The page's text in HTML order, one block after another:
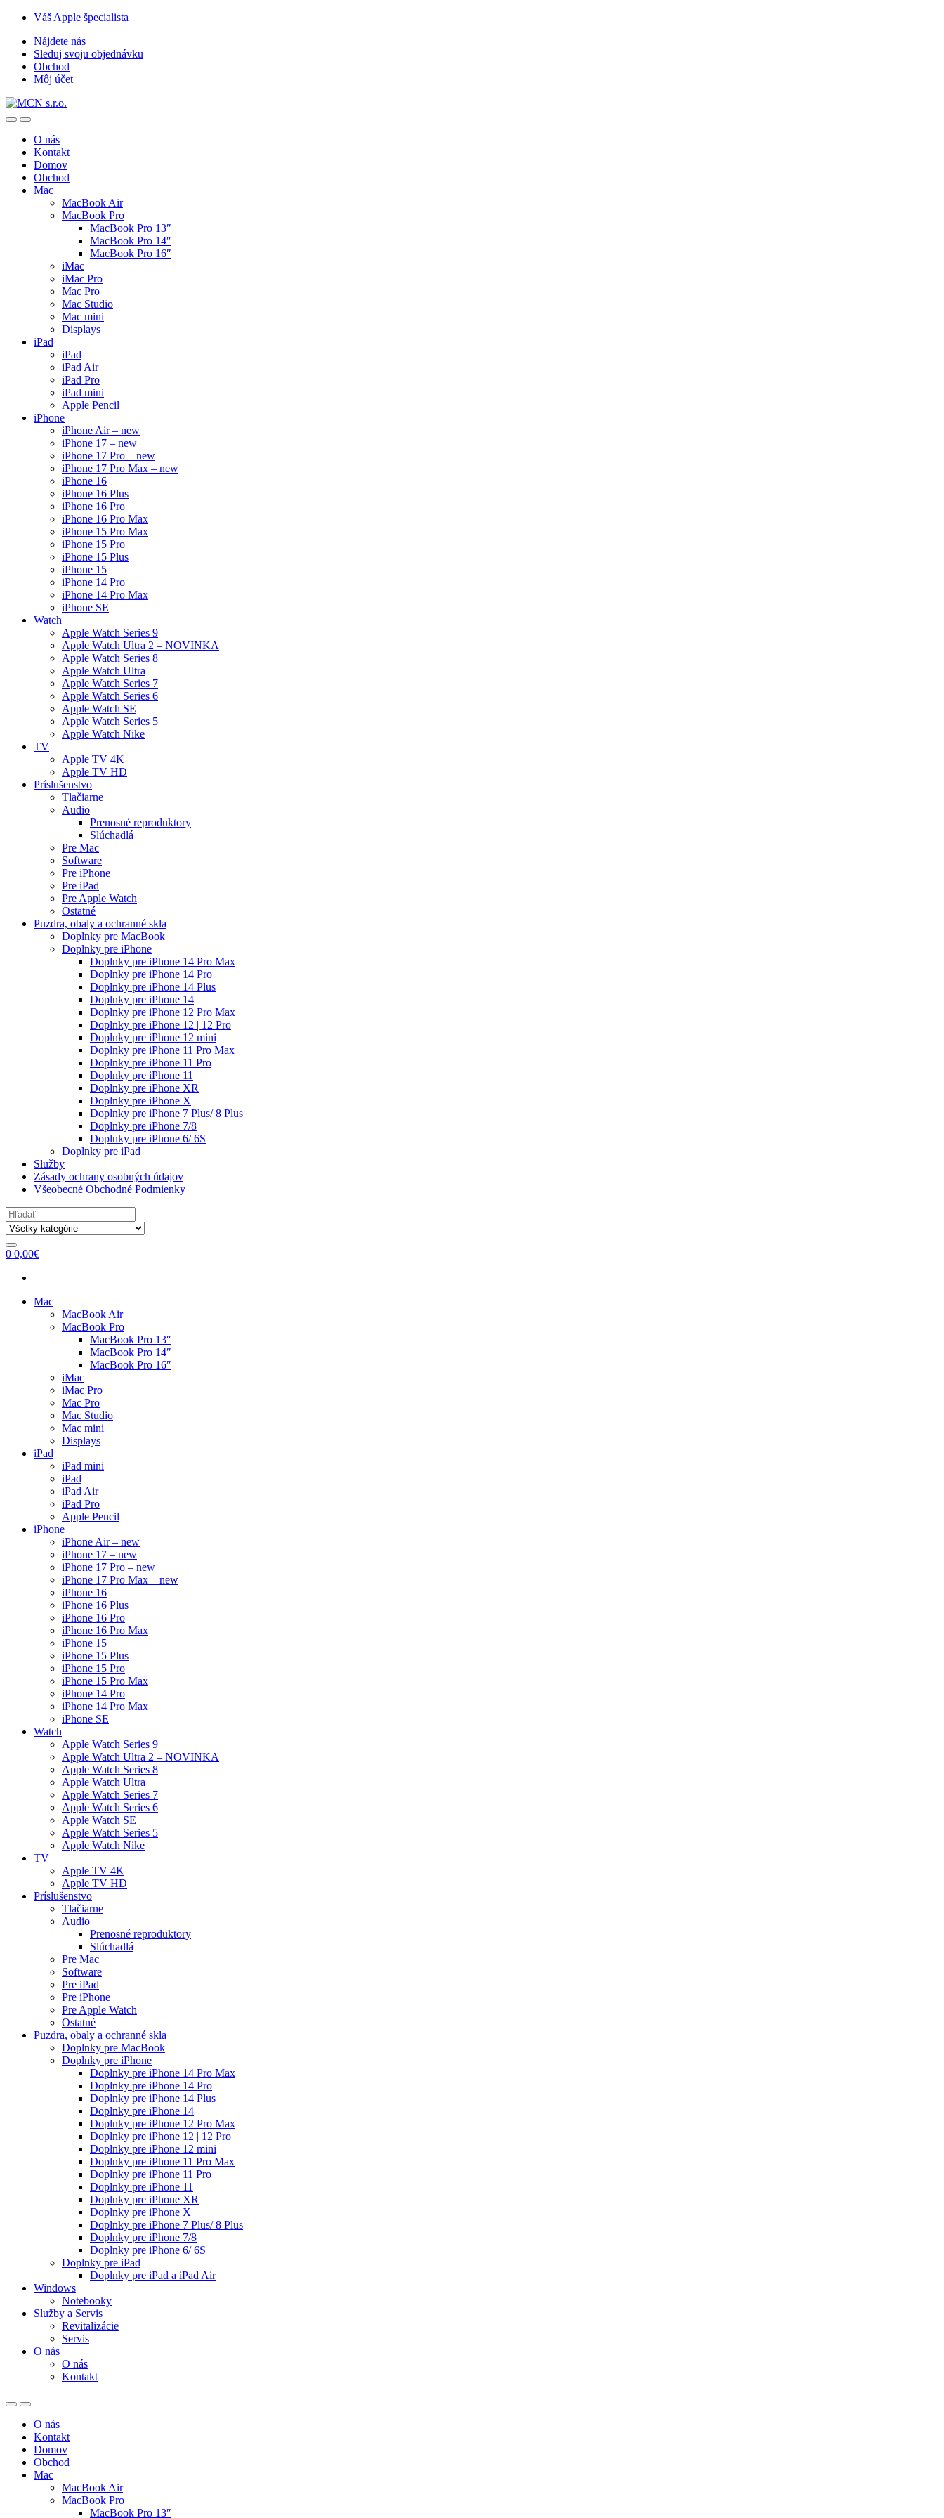
Skip
navigation
Skip
content
Váš Apple špecialista
Nájdete nás
Sleduj svoju objednávku
Obchod
Môj účet
O nás
Kontakt
Domov
Obchod
Mac
MacBook Air
MacBook Pro
MacBook Pro 13″
MacBook Pro 14″
MacBook Pro 16″
iMac
iMac Pro
Mac Pro
Mac Studio
Mac mini
Displays
iPad
iPad
iPad Air
iPad Pro
iPad mini
Apple Pencil
iPhone
iPhone Air – new
iPhone 17 – new
iPhone 17 Pro – new
iPhone 17 Pro Max – new
iPhone 16
iPhone 16 Plus
iPhone 16 Pro
iPhone 16 Pro Max
iPhone 15 Pro Max
iPhone 15 Pro
iPhone 15 Plus
iPhone 15
iPhone 14 Pro
iPhone 14 Pro Max
iPhone SE
Watch
Apple Watch Series 9
Apple Watch Ultra 2 – NOVINKA
Apple Watch Series 8
Apple Watch Ultra
Apple Watch Series 7
Apple Watch Series 6
Apple Watch SE
Apple Watch Series 5
Apple Watch Nike
TV
Apple TV 4K
Apple TV HD
Príslušenstvo
Tlačiarne
Audio
Prenosné reproduktory
Slúchadlá
Pre Mac
Software
Pre iPhone
Pre iPad
Pre Apple Watch
Ostatné
Puzdra, obaly a ochranné skla
Doplnky pre MacBook
Doplnky pre iPhone
Doplnky pre iPhone 14 Pro Max
Doplnky pre iPhone 14 Pro
Doplnky pre iPhone 14 Plus
Doplnky pre iPhone 14
Doplnky pre iPhone 12 Pro Max
Doplnky pre iPhone 12 | 12 Pro
Doplnky pre iPhone 12 mini
Doplnky pre iPhone 11 Pro Max
Doplnky pre iPhone 11 Pro
Doplnky pre iPhone 11
Doplnky pre iPhone XR
Doplnky pre iPhone X
Doplnky pre iPhone 7 Plus/ 8 Plus
Doplnky pre iPhone 7/8
Doplnky pre iPhone 6/ 6S
Doplnky pre iPad
Služby
Zásady ochrany osobných údajov
Všeobecné Obchodné Podmienky
Search
for:
0 0,00€
Mac
MacBook Air
MacBook Pro
MacBook Pro 13″
MacBook Pro 14″
MacBook Pro 16″
iMac
iMac Pro
Mac Pro
Mac Studio
Mac mini
Displays
iPad
iPad mini
iPad
iPad Air
iPad Pro
Apple Pencil
iPhone
iPhone Air – new
iPhone 17 – new
iPhone 17 Pro – new
iPhone 17 Pro Max – new
iPhone 16
iPhone 16 Plus
iPhone 16 Pro
iPhone 16 Pro Max
iPhone 15
iPhone 15 Plus
iPhone 15 Pro
iPhone 15 Pro Max
iPhone 14 Pro
iPhone 14 Pro Max
iPhone SE
Watch
Apple Watch Series 9
Apple Watch Ultra 2 – NOVINKA
Apple Watch Series 8
Apple Watch Ultra
Apple Watch Series 7
Apple Watch Series 6
Apple Watch SE
Apple Watch Series 5
Apple Watch Nike
TV
Apple TV 4K
Apple TV HD
Príslušenstvo
Tlačiarne
Audio
Prenosné reproduktory
Slúchadlá
Pre Mac
Software
Pre iPad
Pre iPhone
Pre Apple Watch
Ostatné
Puzdra, obaly a ochranné skla
Doplnky pre MacBook
Doplnky pre iPhone
Doplnky pre iPhone 14 Pro Max
Doplnky pre iPhone 14 Pro
Doplnky pre iPhone 14 Plus
Doplnky pre iPhone 14
Doplnky pre iPhone 12 Pro Max
Doplnky pre iPhone 12 | 12 Pro
Doplnky pre iPhone 12 mini
Doplnky pre iPhone 11 Pro Max
Doplnky pre iPhone 11 Pro
Doplnky pre iPhone 11
Doplnky pre iPhone XR
Doplnky pre iPhone X
Doplnky pre iPhone 7 Plus/ 8 Plus
Doplnky pre iPhone 7/8
Doplnky pre iPhone 6/ 6S
Doplnky pre iPad
Doplnky pre iPad a iPad Air
Windows
Notebooky
Služby a Servis
Revitalizácie
Servis
O nás
O nás
Kontakt
O nás
Kontakt
Domov
Obchod
Mac
MacBook Air
MacBook Pro
MacBook Pro 13″